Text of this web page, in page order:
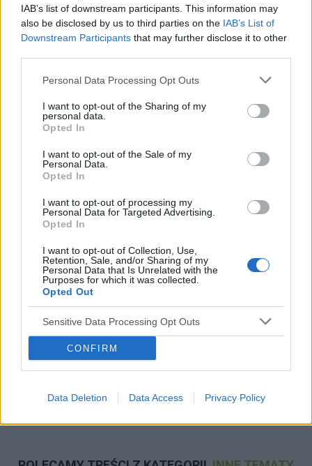
IAB’s list of downstream participants. This information may
also be disclosed by us to third parties on the IAB’s List of
Downstream Participants that may further disclose it to other
Personal Data Processing Opt Outs
I want to opt-out of the Sharing of my
personal data.
Opted In
I want to opt-out of the Sale of my
Personal Data.
Opted In
I want to opt-out of processing my
Personal Data for Targeted Advertising.
Opted In
I want to opt-out of Collection, Use,
Retention, Sale, and/or Sharing of my
Personal Data that Is Unrelated with the
Purposes for which it was collected.
Opted Out
Sensitive Data Processing Opt Outs
CONFIRM
Data Deletion Data Access Privacy Policy